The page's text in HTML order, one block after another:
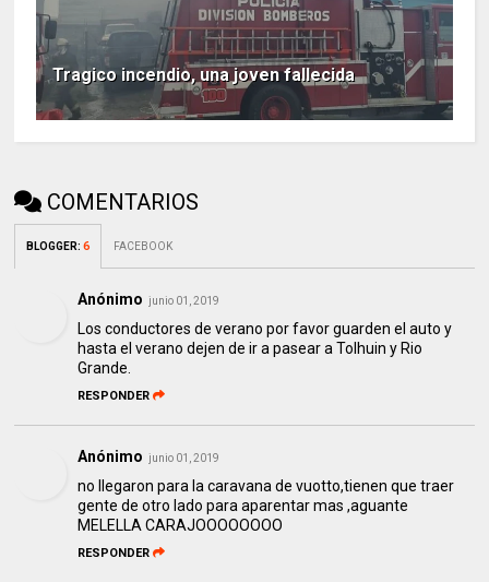
Tragico incendio, una joven fallecida
COMENTARIOS
BLOGGER:6 FACEBOOK
Anónimo junio 01, 2019
Los conductores de verano por favor guarden el auto y
hasta el verano dejen de ir a pasear a Tolhuin y Rio
Grande.
RESPONDER
Anónimo junio 01, 2019
no llegaron para la caravana de vuotto,tienen que traer
gente de otro lado para aparentar mas ,aguante
MELELLA CARAJOOOOOOOO
RESPONDER